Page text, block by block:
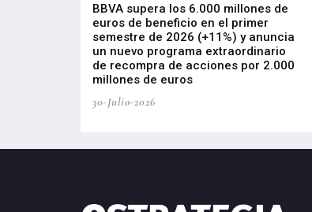
BBVA supera los 6.000 millones de
euros de beneficio en el primer
semestre de 2026 (+11%) y anuncia
un nuevo programa extraordinario
de recompra de acciones por 2.000
millones de euros
30-Julio-2026